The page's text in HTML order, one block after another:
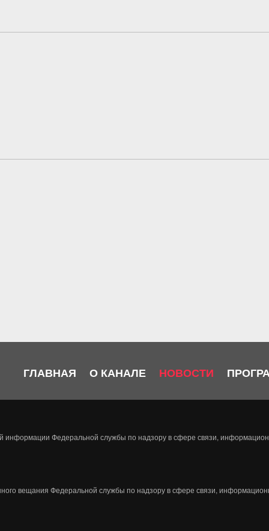
ГЛАВНАЯ О КАНАЛЕ НОВОСТИ
информации Федеральной службы по надзору в сфере связи,
вещания Федеральной службы по надзору в сфере связи,